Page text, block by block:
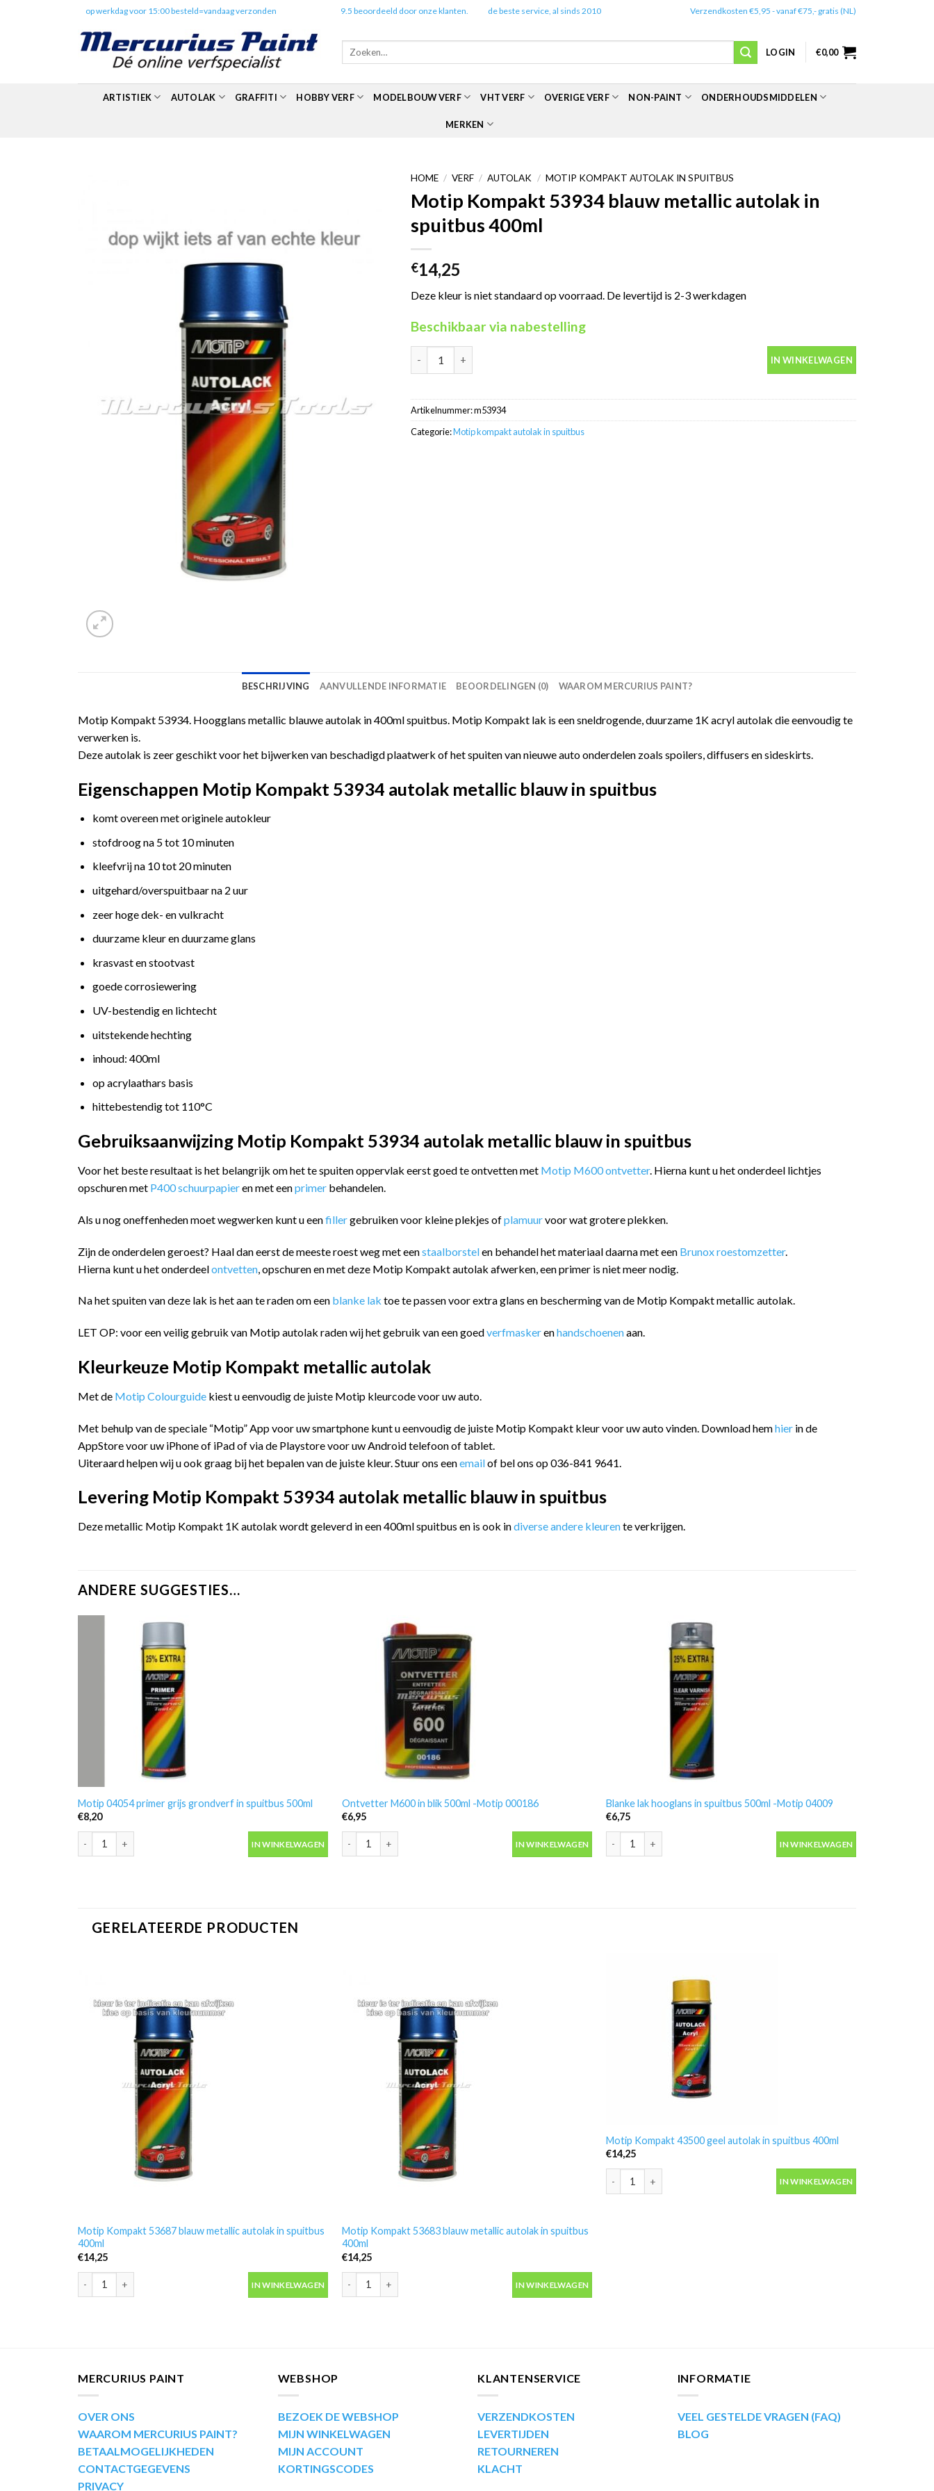
op werkdag voor 15:00 besteld=vandaag verzonden 9.5 beoordeeld door onze klanten. de beste service, al sinds 2010 Verzendkosten €5,95 - vanaf €75,- gratis (NL)
Zoeken
LOGIN €0,00
ARTISTIEK AUTOLAK GRAFFITI HOBBY VERF MODELBOUW VERF VHT VERF OVERIGE VERF NON-PAINT ONDERHOUDSMIDDELEN
MERKEN
HOME / VERF / AUTOLAK / MOTIP KOMPAKT AUTOLAK IN SPUITBUS
Motip Kompakt 53934 blauw metallic autolak in
spuitbus 400ml
€14,25
Deze kleur is niet standaard op voorraad. De levertijd is 2-3 werkdagen
Beschikbaar via nabestelling
IN WINKELWAGEN
Artikelnummer:m53934
Categorie:Motip kompakt autolak in spuitbus
BESCHRIJVING AANVULLENDE INFORMATIE BEOORDELINGEN (0) WAAROM MERCURIUS PAINT?
Motip Kompakt 53934. Hoogglans metallic blauwe autolak in 400ml spuitbus. Motip Kompakt lak is een sneldrogende, duurzame 1K acryl autolak die eenvoudig te
verwerken is.
Deze autolak is zeer geschikt voor het bijwerken van beschadigd plaatwerk of het spuiten van nieuwe auto onderdelen zoals spoilers, diffusers en sideskirts.
Eigenschappen Motip Kompakt 53934 autolak metallic blauw in spuitbus
komt overeen met originele autokleur
stofdroog na 5 tot 10 minuten
kleefvrij na 10 tot 20 minuten
uitgehard/overspuitbaar na 2 uur
zeer hoge dek- en vulkracht
duurzame kleur en duurzame glans
krasvast en stootvast
goede corrosiewering
UV-bestendig en lichtecht
uitstekende hechting
inhoud: 400ml
op acrylaathars basis
hittebestendig tot 110°C
Gebruiksaanwijzing Motip Kompakt 53934 autolak metallic blauw in spuitbus
Voor het beste resultaat is het belangrijk om het te spuiten oppervlak eerst goed te ontvetten met Motip M600 ontvetter. Hierna kunt u het onderdeel lichtjes
opschuren met P400 schuurpapieren met eenprimer behandelen.
Als u nog oneffenheden moet wegwerken kunt u eenfillergebruiken voor kleine plekjes ofplamuurvoor wat grotere plekken.
Zijn de onderdelen geroest? Haal dan eerst de meeste roest weg met eenstaalborstelen behandel het materiaal daarna met een Brunox roestomzetter.
Hierna kunt u het onderdeelontvetten , opschuren en met deze Motip Kompakt autolak afwerken, een primer is niet meer nodig.
Na het spuiten van deze lak is het aan te raden om een blanke lak toe te passen voor extra glans en bescherming van de Motip Kompakt metallic autolak.
LET OP: voor een veilig gebruik van Motip autolak raden wij het gebruik van een goedverfmaskerenhandschoenenaan.
Kleurkeuze Motip Kompakt metallic autolak
Met de Motip Colourguide kiest u eenvoudig de juiste Motip kleurcode voor uw auto.
Met behulp van de speciale “Motip” App voor uw smartphone kunt u eenvoudig de juiste Motip Kompakt kleur voor uw auto vinden. Download hemhier in de
AppStore voor uw iPhone of iPad of via de Playstore voor uw Android telefoon of tablet.
Uiteraard helpen wij u ook graag bij het bepalen van de juiste kleur. Stuur ons eenemailof bel ons op 036-841 9641.
Levering Motip Kompakt 53934 autolak metallic blauw in spuitbus
Deze metallic Motip Kompakt 1K autolak wordt geleverd in een 400ml spuitbus en is ook indiverse andere kleurente verkrijgen.
ANDERE SUGGESTIES…
Motip 04054 primer grijs grondverf in spuitbus 500ml
€8,20
Motip 04054 primer grijs grondverf in spuitbus 500ml aantal
IN WINKELWAGEN
Ontvetter M600 in blik 500ml -Motip 000186
€6,95
Ontvetter M600 in blik 500ml -Motip 000186 aantal
IN WINKELWAGEN
Blanke lak hooglans in spuitbus 500ml -Motip 04009
€6,75
Blanke lak hooglans in spuitbus 500ml -Motip 04009 aantal
IN WINKELWAGEN
GERELATEERDE PRODUCTEN
Motip Kompakt 53687 blauw metallic autolak in spuitbus
400ml
€14,25
Motip Kompakt 53687 blauw metallic autolak in spuitbus 400ml aantal
IN WINKELWAGEN
Motip Kompakt 53683 blauw metallic autolak in spuitbus
400ml
€14,25
Motip Kompakt 53683 blauw metallic autolak in spuitbus 400ml aantal
IN WINKELWAGEN
Motip Kompakt 43500 geel autolak in spuitbus 400ml
€14,25
Motip Kompakt 43500 geel autolak in spuitbus 400ml aantal
IN WINKELWAGEN
MERCURIUS PAINT
OVER ONS
WAAROM MERCURIUS PAINT?
BETAALMOGELIJKHEDEN
CONTACTGEGEVENS
PRIVACY
WEBSHOP
BEZOEK DE WEBSHOP
MIJN WINKELWAGEN
MIJN ACCOUNT
KORTINGSCODES
KLANTENSERVICE
VERZENDKOSTEN
LEVERTIJDEN
RETOURNEREN
KLACHT
INFORMATIE
VEEL GESTELDE VRAGEN (FAQ)
BLOG